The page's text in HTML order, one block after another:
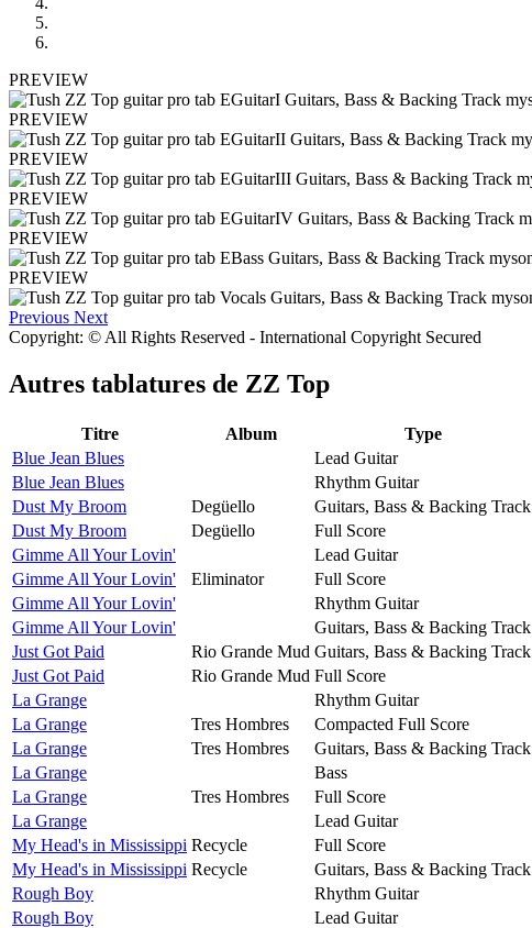
PREVIEW
PREVIEW
PREVIEW
PREVIEW
PREVIEW
PREVIEW
Previous Next
Copyright: © All Rights Reserved - International Copyright Secured
Autres tablatures de ZZ Top
Titre Album
Type
Blue Jean Blues
Lead Guitar
Blue Jean Blues
Rhythm Guitar
Dust My Broom
Degüello
Guitars, Bass & Backing Track
Dust My Broom
Degüello
Full Score
Gimme All Your Lovin'
Lead Guitar
Gimme All Your Lovin'
Eliminator
Full Score
Gimme All Your Lovin'
Rhythm Guitar
Gimme All Your Lovin'
Guitars, Bass & Backing Track
Just Got Paid
Rio Grande Mud Guitars, Bass & Backing Track
Just Got Paid
Rio Grande Mud Full Score
La Grange
Rhythm Guitar
La Grange
Tres Hombres
Compacted Full Score
La Grange
Tres Hombres
Guitars, Bass & Backing Track
La Grange
Bass
La Grange
Tres Hombres
Full Score
La Grange
Lead Guitar
My Head's in Mississippi Recycle
Full Score
My Head's in Mississippi Recycle
Guitars, Bass & Backing Track
Rough Boy
Rhythm Guitar
Rough Boy
Lead Guitar